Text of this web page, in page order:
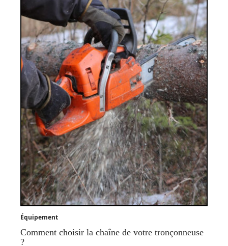
Équipement
Comment choisir la chaîne de votre tronçonneuse
?